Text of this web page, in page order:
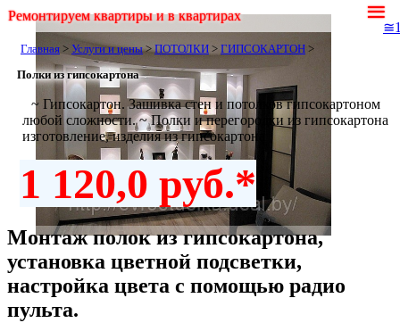
Ремонтируем квартиры и в квартирах ≡
Главная > Услуги и цены >ПОТОЛКИ > ГИПСОКАРТОН >
Полки из гипсокартона
~ Гипсокартон. Зашивка стен и потолков гипсокартоном
любой сложности. ~ Полки и перегородки из гипсокартона
изготовление, изделия из гипсокартона
1 120,0 руб.*
Монтаж полок из гипсокартона,
установка цветной подсветки,
настройка цвета с помощью радио
пульта.